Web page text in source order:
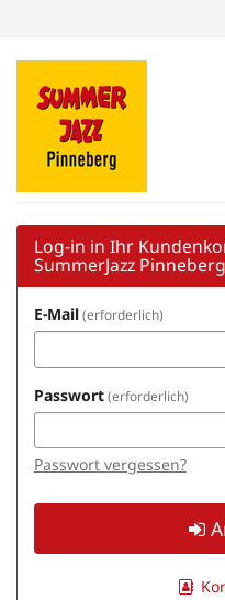
Inhalt
springen
SummerJazz
Pinneberg
e.
V.
Log-in in Ihr
SummerJazz
E-Mail erforderlich
Passwort erforderlich
Passwort vergessen?